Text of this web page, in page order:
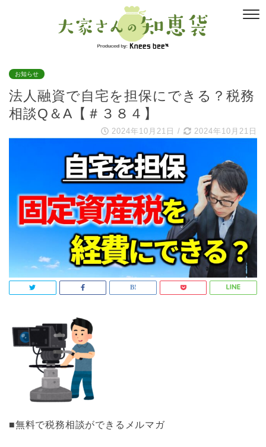
お知らせ
法人融資で自宅を担保にできる？税務
相談Q＆A【＃３８４】
2024年10月21日 / 2024年10月21日
■無料で税務相談ができるメルマガ